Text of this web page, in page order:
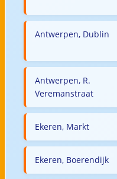
Antwerpen, Dublin
Antwerpen, R.
Veremanstraat
Ekeren, Markt
Ekeren, Boerendijk